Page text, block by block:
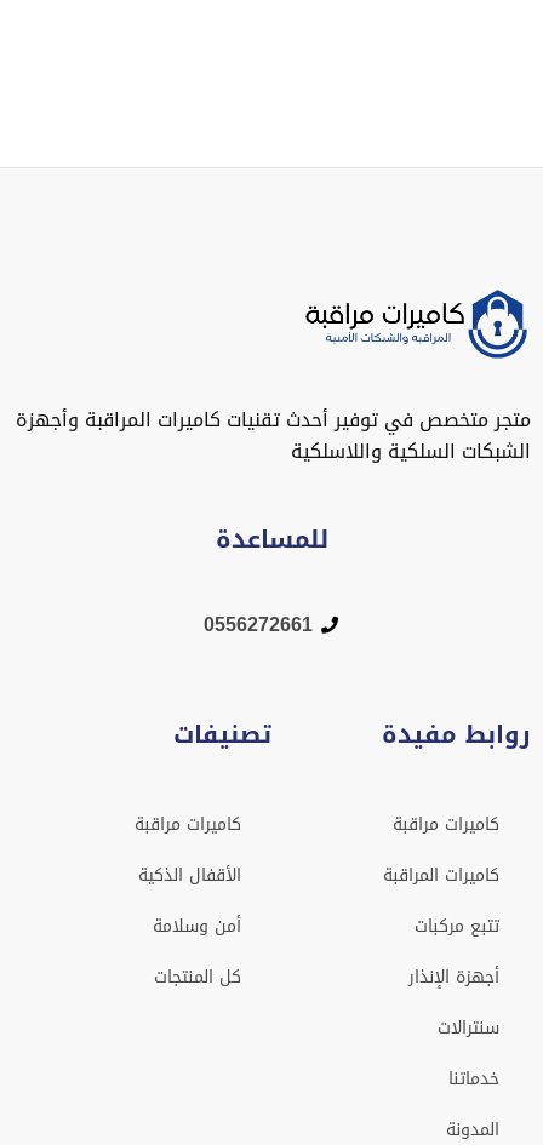
متجر متخصص في توفير أحدث تقنيات كاميرات المراقبة وأجهزة
الشبكات السلكية واللاسلكية
للمساعدة
0556272661
روابط مفيدة
كاميرات مراقبة
كاميرات المراقبة
تتبع مركبات
أجهزة الإنذار
سنترالات
خدماتنا
المدونة
تصنيفات
كاميرات مراقبة
الأقفال الذكية
أمن وسلامة
كل المنتجات